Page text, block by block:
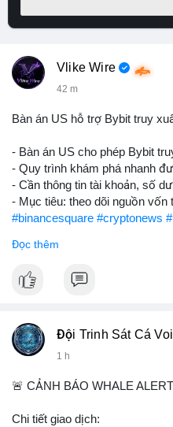
Vlike Wire
42 m
Bàn án US hỗ trợ Bybit truy
- Bàn án US cho phép Bybit
- Quy trình khám phá nhanh
- Cần thông tin tài khoản, số
- Mục tiêu: theo dõi nguồn vốn
#binancesquare #cryptonews
$btc $eth
#vlikevn #titanbot
Đọc thêm
Đội Trinh Sát Cá Voi
1 h
🚨 CẢNH BÁO WHALE
Chi tiết giao dịch: